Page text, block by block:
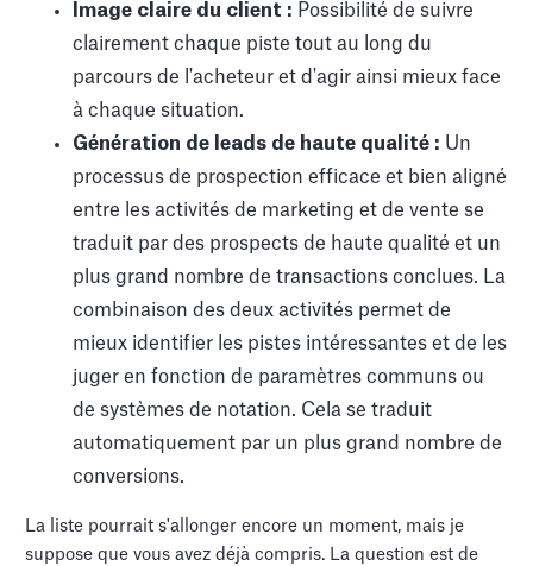
Image claire du client : Possibilité de suivre
clairement chaque piste tout au long du
parcours de l'acheteur et d'agir ainsi mieux face
à chaque situation.
Génération de leads de haute qualité : Un
processus de prospection efficace et bien aligné
entre les activités de marketing et de vente se
traduit par des prospects de haute qualité et un
plus grand nombre de transactions conclues. La
combinaison des deux activités permet de
mieux identifier les pistes intéressantes et de les
juger en fonction de paramètres communs ou
de systèmes de notation. Cela se traduit
automatiquement par un plus grand nombre de
conversions.
La liste pourrait s'allonger encore un moment, mais je
suppose que vous avez déjà compris. La question est de